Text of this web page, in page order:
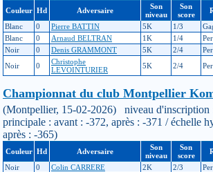
Couleur Hd Adversaire
Son
niveau
Son
score
Blanc
0 Pierre BATTIN 5K 1/3
Blanc
0 Arnaud BELTRAN 1K 1/4
Noir
0 Denis GRAMMONT 5K 2/4
Noir
0
Christophe
LEVOINTURIER
5K 2/4
Championnat du club Montpellier
(Montpellier, 15-02-2026) niveau d'inscription
principale : avant : -372, après : -371 / échelle
après : -365)
Couleur Hd Adversaire
Son
niveau
Son
score
Noir
0 Colin CARRERE 2K 2/3